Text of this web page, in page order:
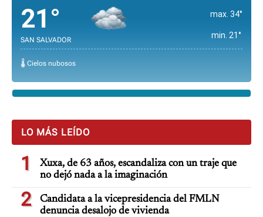
21°
SAN SALVADOR
max. 34°
min. 21°
🌡️ Cielos nubosos
LO MÁS LEÍDO
1
Xuxa, de 63 años, escandaliza con un traje que
no dejó nada a la imaginación
2
Candidata a la vicepresidencia del FMLN
denuncia desalojo de vivienda